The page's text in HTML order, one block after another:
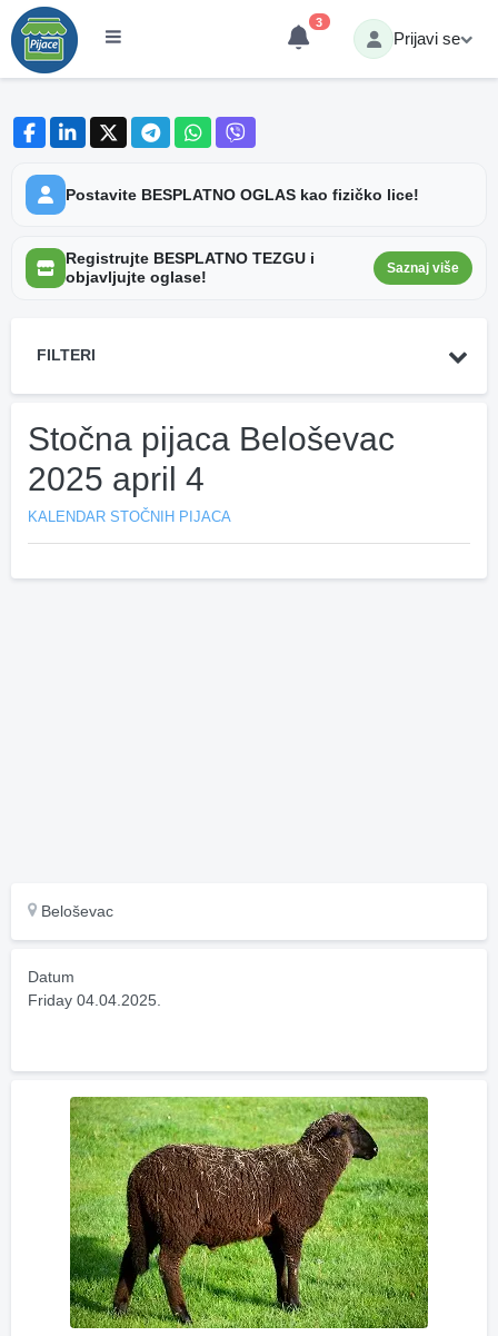
3
Prijavi se
Postavite BESPLATNO OGLAS kao fizičko lice!
Registrujte BESPLATNO TEZGU i
objavljujte oglase!
Saznaj više
FILTERI
Stočna pijaca Beloševac
2025 april 4
KALENDAR STOČNIH PIJACA
Beloševac
Datum
Friday 04.04.2025.